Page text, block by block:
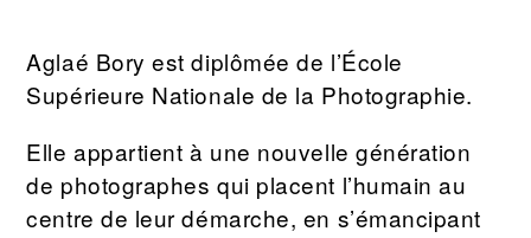
Aglaé Bory est diplômée de l’École
Supérieure Nationale de la Photographie.
Elle appartient à une nouvelle génération
de photographes qui placent l’humain au
centre de leur démarche, en s’émancipant